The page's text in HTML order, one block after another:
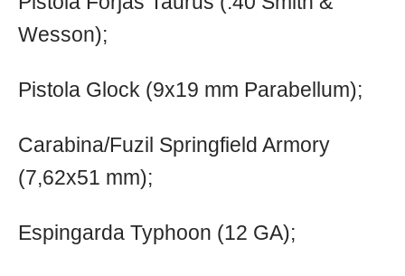
Wesson);
Pistola Glock (9x19 mm Parabellum);
Carabina/Fuzil Springfield Armory
(7,62x51 mm);
Espingarda Typhoon (12 GA);